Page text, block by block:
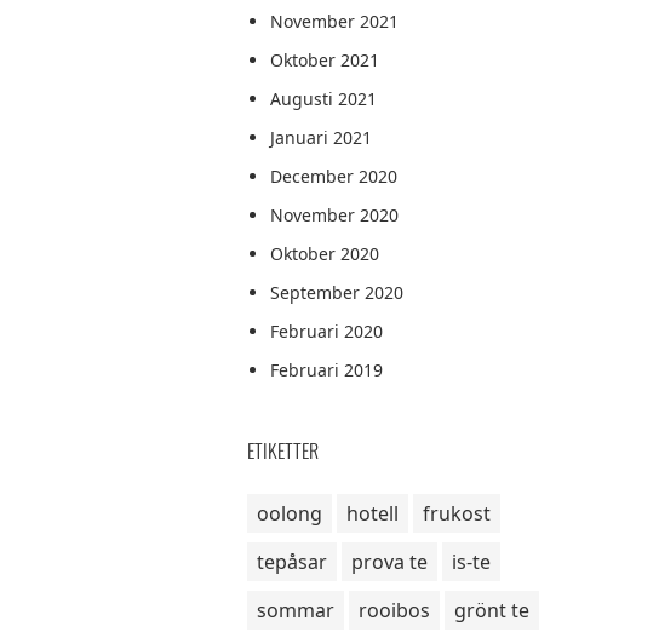
November 2021
Oktober 2021
Augusti 2021
Januari 2021
December 2020
November 2020
Oktober 2020
September 2020
Februari 2020
Februari 2019
ETIKETTER
oolong hotell
frukost
tepåsar
prova te
is-te
sommar
rooibos
grönt te